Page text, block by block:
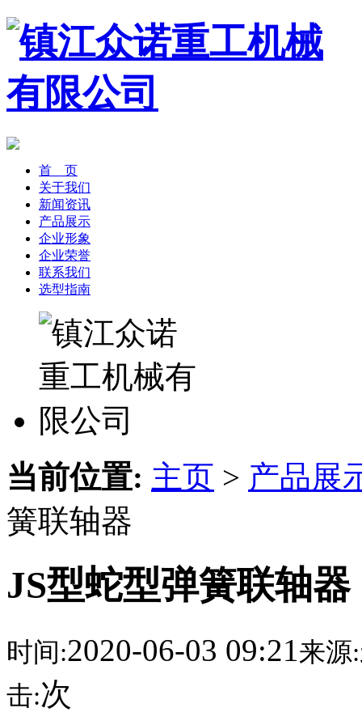
首 页
关于我们
新闻资讯
产品展示
企业形象
企业荣誉
联系我们
选型指南
当前位置: 主页 > 产品展
簧联轴器
JS型蛇型弹簧联轴器
时间:2020-06-03 09:21来源:
击:次